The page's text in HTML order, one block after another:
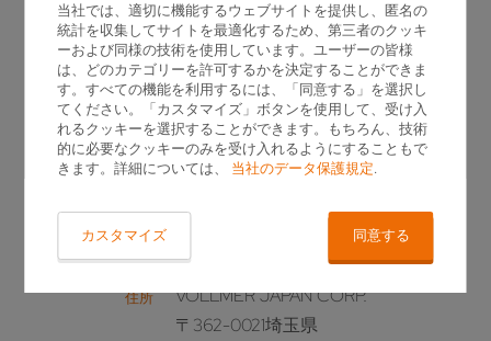
当社では、適切に機能するウェブサイトを提供し、匿名の
統計を収集してサイトを最適化するため、第三者のクッキ
ーおよび同様の技術を使用しています。ユーザーの皆様
は、どのカテゴリーを許可するかを決定することができま
す。すべての機能を利用するには、「同意する」を選択し
てください。「カスタマイズ」ボタンを使用して、受け入
れるクッキーを選択することができます。もちろん、技術
的に必要なクッキーのみを受け入れるようにすることもで
きます。詳細については、 当社のデータ保護規定.
カスタマイズ 同意する
お問い合わせ
VOLLMER へのお問い合わせ、製品についての
詳しい情報、具体的な提供内容をご希望される
場合には、ぜひお電話ください。
電話
E メール
info-japan@vollmer-group.com
住所
VOLLMER JAPAN CORP.
〒362-0021埼玉県